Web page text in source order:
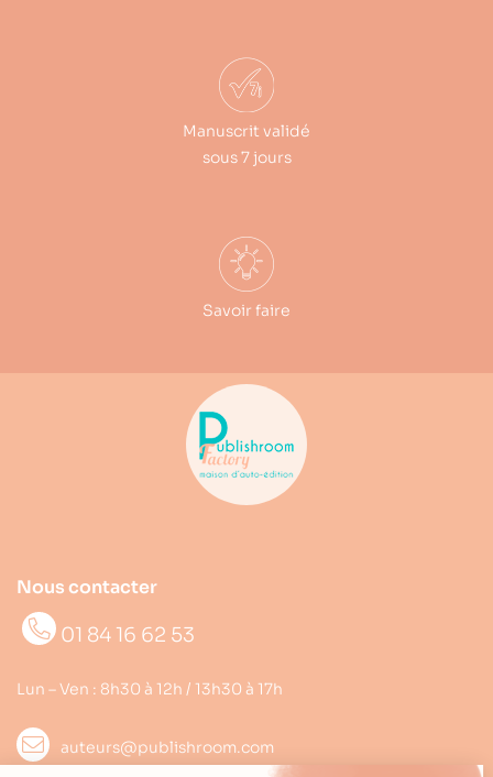
Manuscrit validé
sous 7 jours
Savoir faire
Nous contacter
01 84 16 62 53
Lun – Ven : 8h30 à 12h / 13h30 à 17h
auteurs@publishroom.com